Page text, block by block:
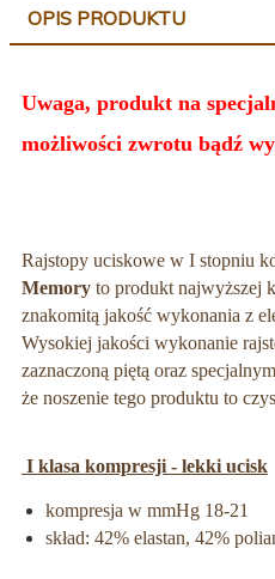
OPIS PRODUKTU
Uwaga, produkt na
możliwości zwrotu bądź
Rajstopy uciskowe w I stopniu
Memory to produkt najwyższej
znakomitą jakość wykonania z
Wysokiej jakości wykonanie
zaznaczoną piętą oraz
że noszenie tego produktu
I klasa kompresji - lekki ucisk
kompresja w mmHg 18-21
skład: 42% elastan, 42%